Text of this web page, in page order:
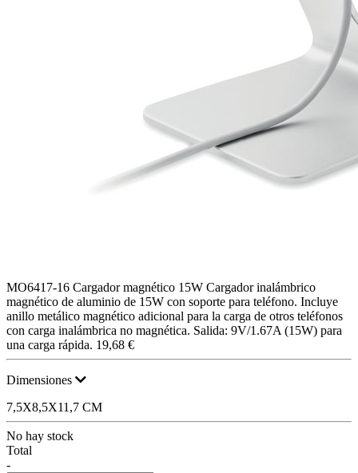
MO6417-16 Cargador magnético 15W Cargador inalámbrico
magnético de aluminio de 15W con soporte para teléfono. Incluye
anillo metálico magnético adicional para la carga de otros teléfonos
con carga inalámbrica no magnética. Salida: 9V/1.67A (15W) para
una carga rápida. 19,68 €
Dimensiones
7,5X8,5X11,7 CM
No hay stock
Total
-